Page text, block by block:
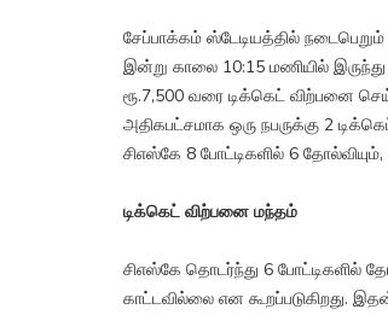
சேப்பாக்கம் ஸ்டேடியத்தில்
இன்று காலை 10:15 மணியில்
ரூ.7,500 வரை டிக்கெட் விற்பனை
அதிகபட்சமாக ஒரு நபருக்கு 2
சிஎஸ்கே 8 போட்டிகளில் 6 தோல்வியும்,
டிக்கெட் விற்பனை மந்தம்
சிஎஸ்கே தொடர்ந்து 6
காட்டவில்லை என கூறப்படுகிறது.